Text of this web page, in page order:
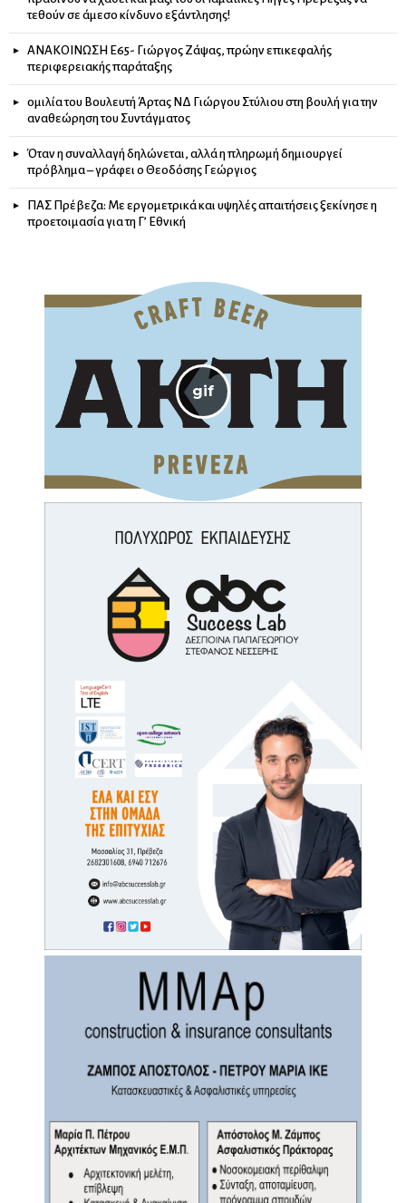
τεθούν σε άμεσο κίνδυνο εξάντλησης!
ΑΝΑΚΟΙΝΩΣΗ Ε65- Γιώργος Ζάψας, πρώην επικεφαλής
περιφερειακής παράταξης
ομιλία του Βουλευτή Άρτας ΝΔ Γιώργου Στύλιου στη βουλή για την
αναθεώρηση του Συντάγματος
Όταν η συναλλαγή δηλώνεται, αλλά η πληρωμή δημιουργεί
πρόβλημα – γράφει ο Θεοδόσης Γεώργιος
ΠΑΣ Πρέβεζα: Με εργομετρικά και υψηλές απαιτήσεις ξεκίνησε η
προετοιμασία για τη Γ’ Εθνική